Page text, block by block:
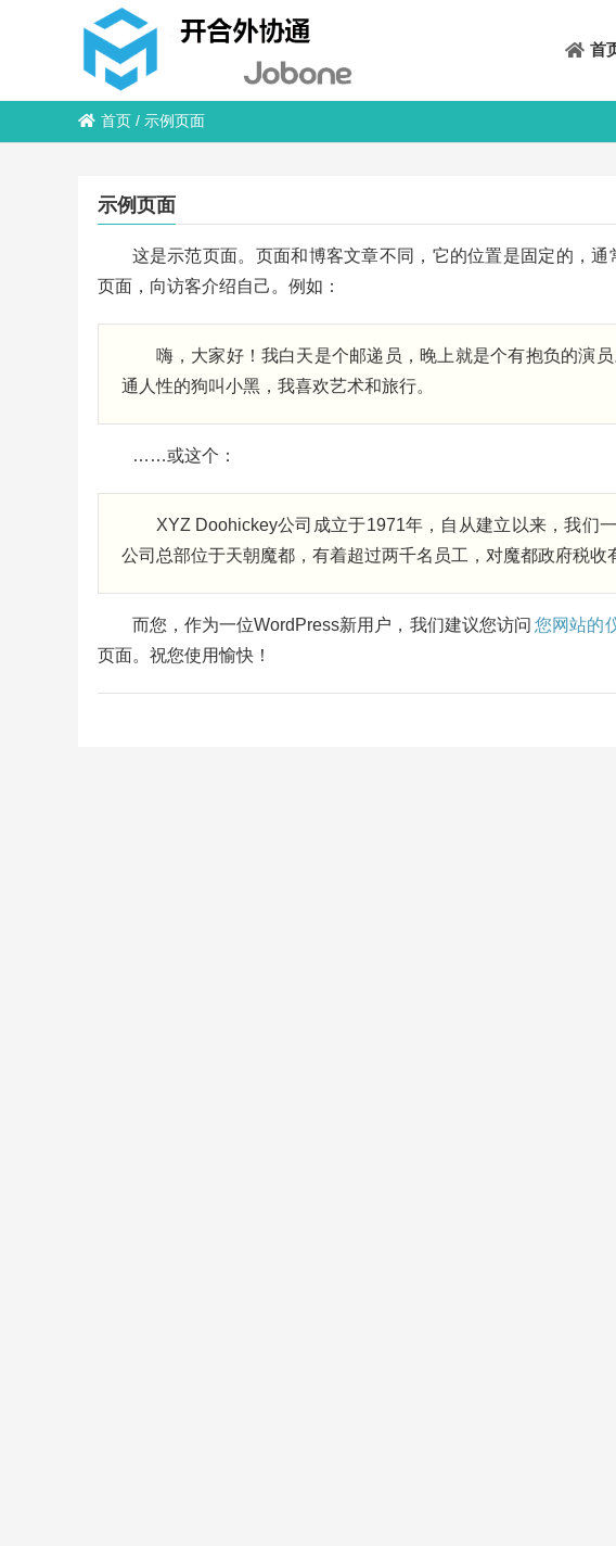
首
首页 / 示例页面
示例页面
这是示范页面。页面和博客文章不同，它的位置是固定的，
页面，向访客介绍自己。例如：
嗨，大家好！我白天是个邮递员，晚上就是个有抱负的演
通人性的狗叫小黑，我喜欢艺术和旅行。
……或这个：
XYZ Doohickey公司成立于1971年，自从建立以来，我们
公司总部位于天朝魔都，有着超过两千名员工，对魔都政府税收
而您，作为一位WordPress新用户，我们建议您访问 您网站的
页面。祝您使用愉快！